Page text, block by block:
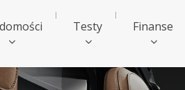
Testy Finanse